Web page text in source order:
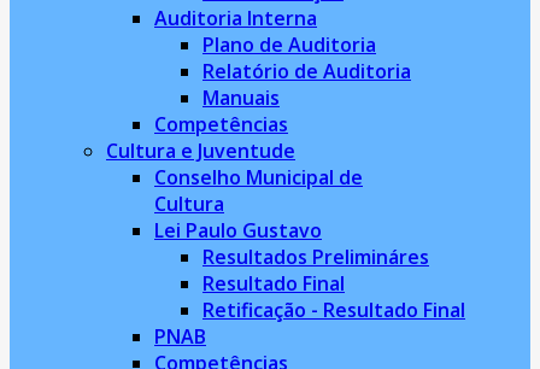
Auditoria Interna
Plano de Auditoria
Relatório de Auditoria
Manuais
Competências
Cultura e Juventude
Conselho Municipal de
Cultura
Lei Paulo Gustavo
Resultados Prelimináres
Resultado Final
Retificação - Resultado Final
PNAB
Competências